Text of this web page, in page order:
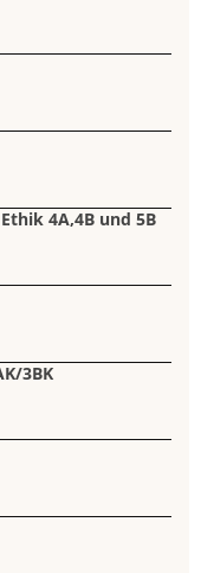
4A,4B und 5B
3BK